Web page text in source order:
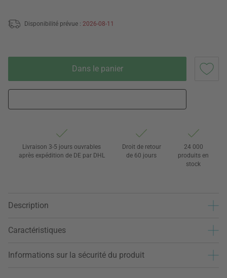
Disponibilité prévue : 2026-08-11
Dans le panier
Livraison 3-5 jours ouvrables
après expédition de DE par DHL
Droit de retour
de 60 jours
24 000
produits en
stock
Description
Caractéristiques
Informations sur la sécurité du produit